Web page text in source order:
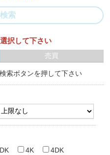
索
択して下さい
売買
索ボタンを押して下さい
4K
4DK